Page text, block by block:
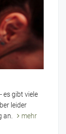
es gibt viele
leider
an.
mehr